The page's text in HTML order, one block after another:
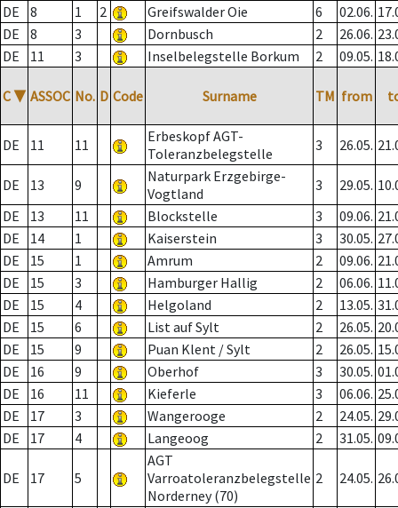
DE
8 1 2 Greifswalder Oie 6 02.06.
DE
8 3 Dornbusch 2 26.06.
DE
11 3 Inselbelegstelle Borkum 2 09.05.
C ▼ ASSOC No. D Code Surname TM from
DE 11 11
Erbeskopf AGT-
Toleranzbelegstelle
3 26.05.
DE 13 9
Naturpark Erzgebirge-
Vogtland
3 29.05.
DE
13 11 Blockstelle 3 09.06.
DE
14 1 Kaiserstein 3 30.05.
DE
15 1 Amrum 2 09.06.
DE
15 3 Hamburger Hallig 2 06.06.
DE
15 4 Helgoland 2 13.05.
DE
15 6 List auf Sylt 2 26.05.
DE
15 9 Puan Klent / Sylt 2 26.05.
DE
16 9 Oberhof 3 30.05.
DE
16 11 Kieferle 3 06.06.
DE
17 3 Wangerooge 2 24.05.
DE
17 4 Langeoog 2 31.05.
DE 17 5
AGT
Varroatoleranzbelegstelle
Norderney (70)
2 24.05.